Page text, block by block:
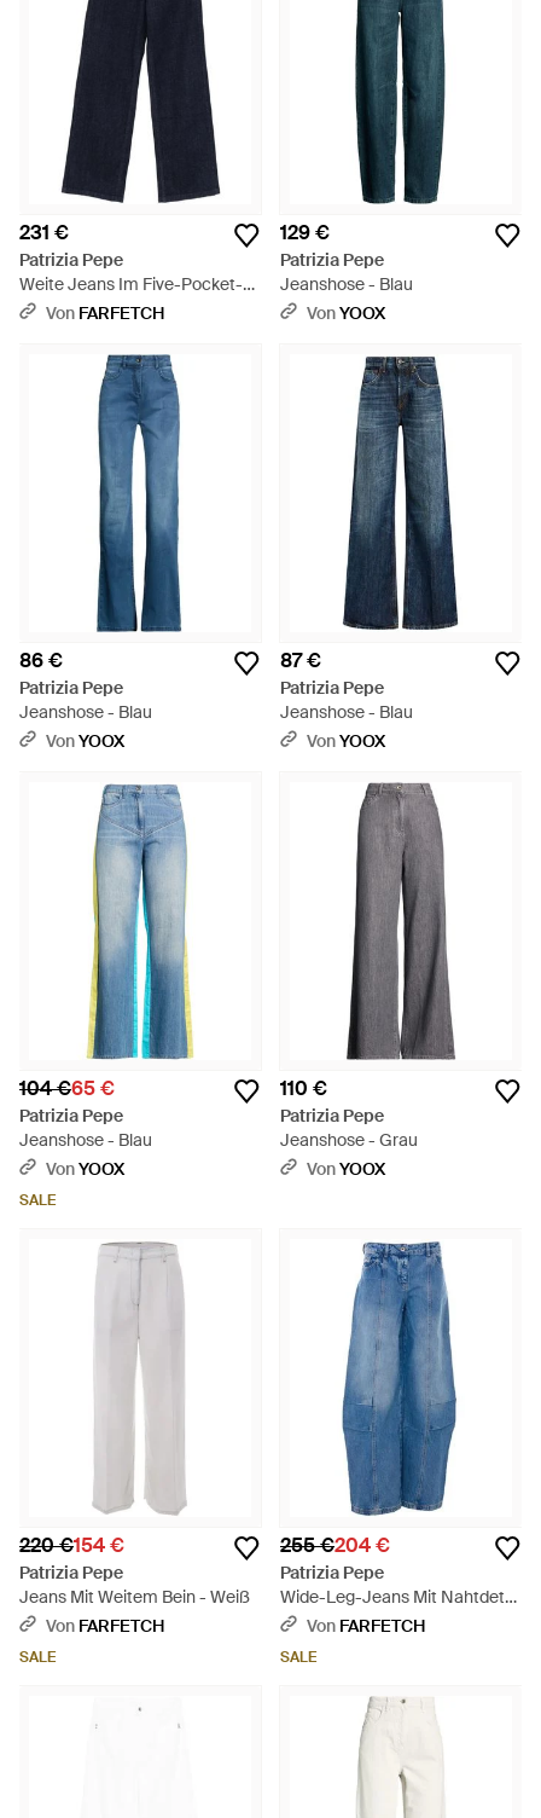
231 €
Patrizia Pepe
Weite Jeans Im Five-Pocket-
Design - Blau
Von FARFETCH
129 €
Patrizia Pepe
Jeanshose - Blau
VonYOOX
86 €
Patrizia Pepe
Jeanshose - Blau
VonYOOX
87 €
Patrizia Pepe
Jeanshose - Blau
VonYOOX
104 €65 €
Patrizia Pepe
Jeanshose - Blau
VonYOOX
SALE
110 €
Patrizia Pepe
Jeanshose - Grau
VonYOOX
220 €154 €
Patrizia Pepe
Jeans Mit Weitem Bein - Weiß
Von FARFETCH
SALE
255 €204 €
Patrizia Pepe
Wide-Leg-Jeans Mit Nahtdetail
- Blau
Von FARFETCH
SALE